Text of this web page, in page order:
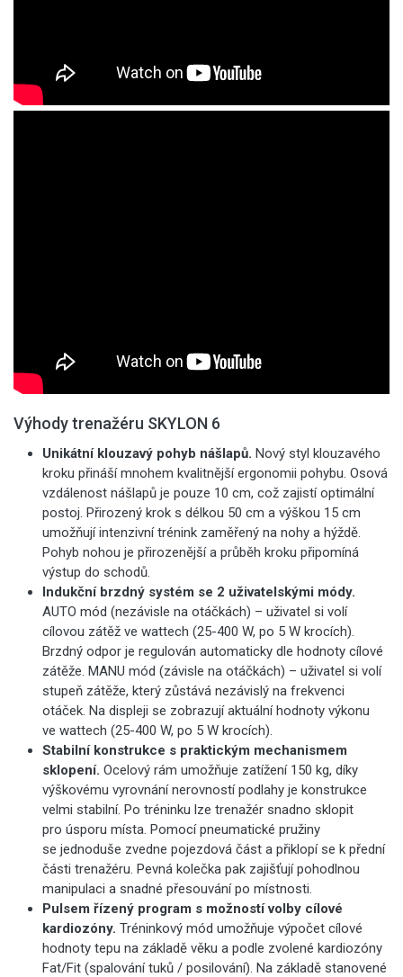
Výhody trenažéru SKYLON 6
Unikátní klouzavý pohyb nášlapů. Nový styl klouzavého
kroku přináší mnohem kvalitnější ergonomii pohybu. Osová
vzdálenost nášlapů je pouze 10 cm, což zajistí optimální
postoj. Přirozený krok s délkou 50 cm a výškou 15 cm
umožňují intenzivní trénink zaměřený na nohy a hýždě.
Pohyb nohou je přirozenější a průběh kroku připomíná
výstup do schodů.
Indukční brzdný systém se 2 uživatelskými módy.
AUTO mód (nezávisle na otáčkách) – uživatel si volí
cílovou zátěž ve wattech (25-400 W, po 5 W krocích).
Brzdný odpor je regulován automaticky dle hodnoty cílové
zátěže. MANU mód (závisle na otáčkách) – uživatel si volí
stupeň zátěže, který zůstává nezávislý na frekvenci
otáček. Na displeji se zobrazují aktuální hodnoty výkonu
ve wattech (25-400 W, po 5 W krocích).
Stabilní konstrukce s praktickým mechanismem
sklopení. Ocelový rám umožňuje zatížení 150 kg, díky
výškovému vyrovnání nerovností podlahy je konstrukce
velmi stabilní. Po tréninku lze trenažér snadno sklopit
pro úsporu místa. Pomocí pneumatické pružiny
se jednoduše zvedne pojezdová část a přiklopí se k přední
části trenažéru. Pevná kolečka pak zajišťují pohodlnou
manipulaci a snadné přesouvání po místnosti.
Pulsem řízený program s možností volby cílové
kardiozóny. Tréninkový mód umožňuje výpočet cílové
hodnoty tepu na základě věku a podle zvolené kardiozóny
Fat/Fit (spalování tuků / posilování). Na základě stanovené